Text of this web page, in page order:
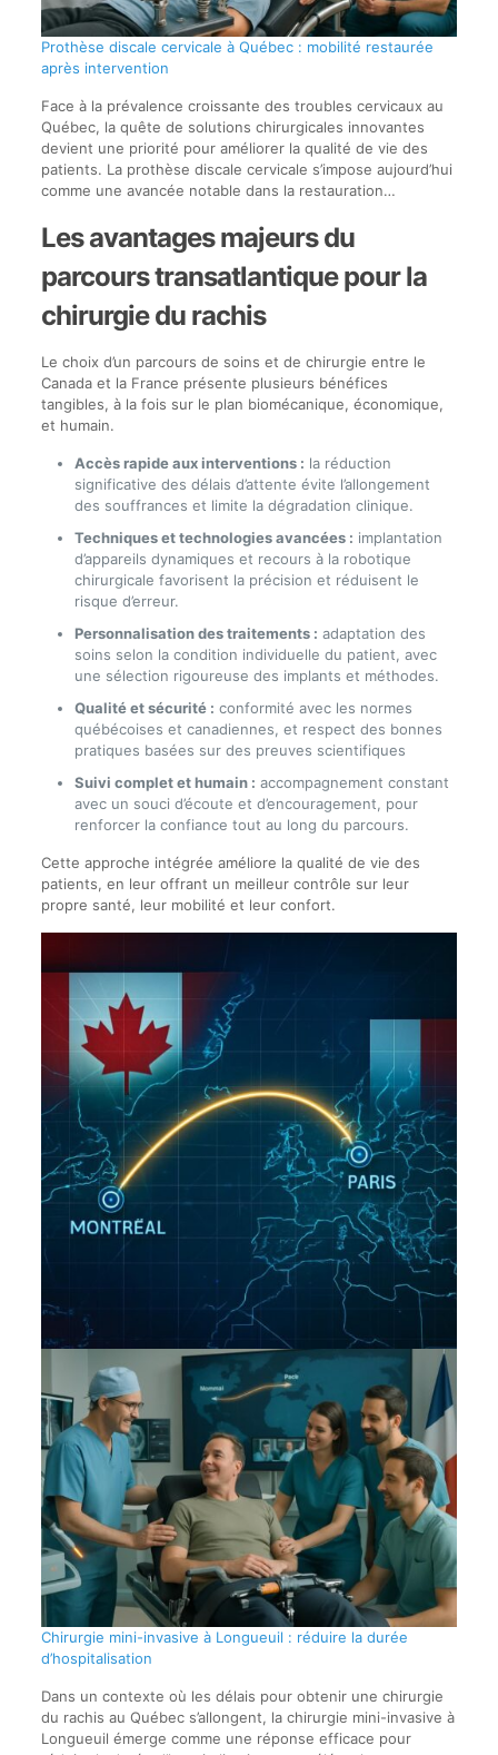
Prothèse discale cervicale à Québec : mobilité restaurée
après intervention
Face à la prévalence croissante des troubles cervicaux au
Québec, la quête de solutions chirurgicales innovantes
devient une priorité pour améliorer la qualité de vie des
patients. La prothèse discale cervicale s’impose aujourd’hui
comme une avancée notable dans la restauration…
Les avantages majeurs du
parcours transatlantique pour la
chirurgie du rachis
Le choix d’un parcours de soins et de chirurgie entre le
Canada et la France présente plusieurs bénéfices
tangibles, à la fois sur le plan biomécanique, économique,
et humain.
Accès rapide aux interventions : la réduction
significative des délais d’attente évite l’allongement
des souffrances et limite la dégradation clinique.
Techniques et technologies avancées : implantation
d’appareils dynamiques et recours à la robotique
chirurgicale favorisent la précision et réduisent le
risque d’erreur.
Personnalisation des traitements : adaptation des
soins selon la condition individuelle du patient, avec
une sélection rigoureuse des implants et méthodes.
Qualité et sécurité : conformité avec les normes
québécoises et canadiennes, et respect des bonnes
pratiques basées sur des preuves scientifiques
Suivi complet et humain : accompagnement constant
avec un souci d’écoute et d’encouragement, pour
renforcer la confiance tout au long du parcours.
Cette approche intégrée améliore la qualité de vie des
patients, en leur offrant un meilleur contrôle sur leur
propre santé, leur mobilité et leur confort.
Chirurgie mini-invasive à Longueuil : réduire la durée
d’hospitalisation
Dans un contexte où les délais pour obtenir une chirurgie
du rachis au Québec s’allongent, la chirurgie mini-invasive à
Longueuil émerge comme une réponse efficace pour